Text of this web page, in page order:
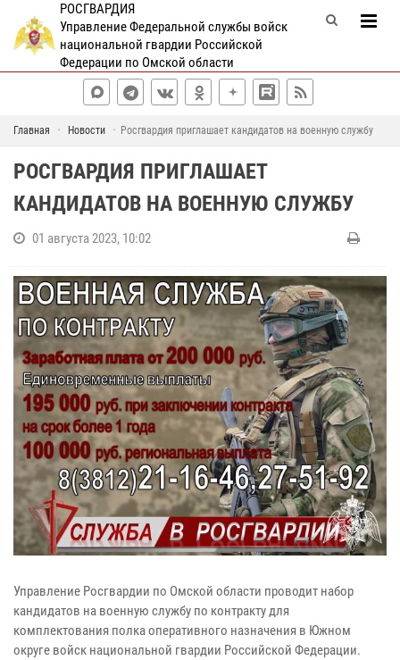
РОСГВАРДИЯ
Управление Федеральной службы войск
национальной гвардии Российской
Федерации по Омской области
Главная Новости Росгвардия приглашает кандидатов на военную службу
РОСГВАРДИЯ ПРИГЛАШАЕТ
КАНДИДАТОВ НА ВОЕННУЮ СЛУЖБУ
01 августа 2023, 10:02
Управление Росгвардии по Омской области проводит набор
кандидатов на военную службу по контракту для
комплектования полка оперативного назначения в Южном
округе войск национальной гвардии Российской Федерации.